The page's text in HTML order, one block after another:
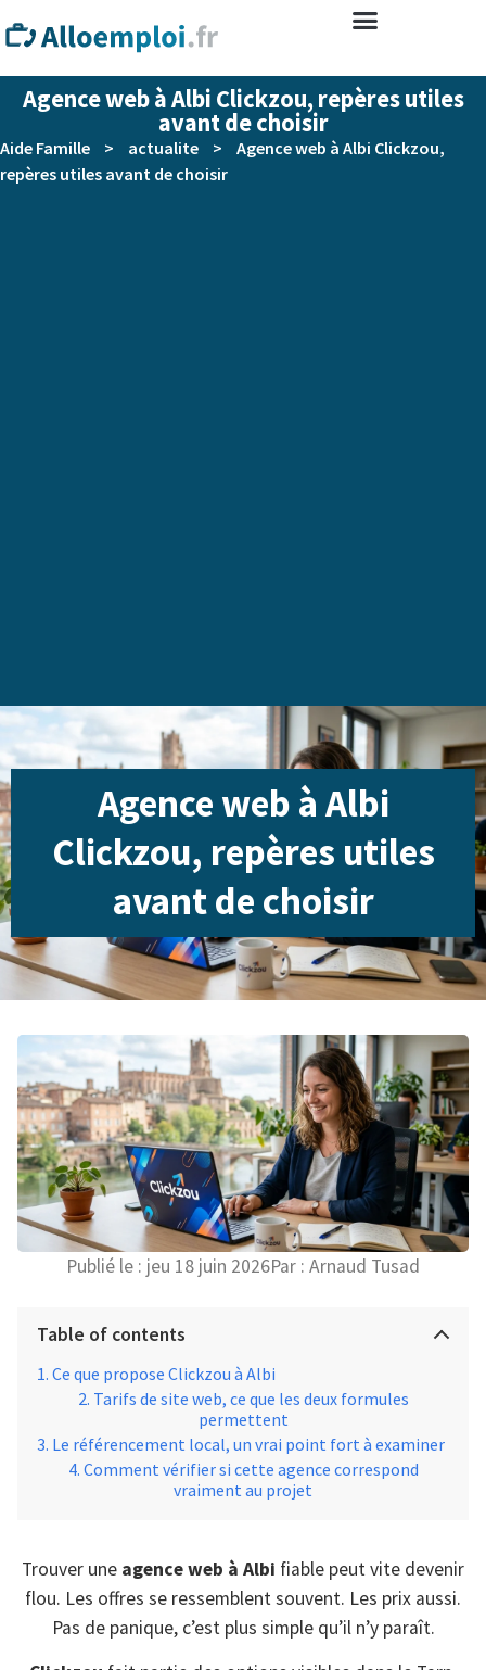
Agence web à Albi Clickzou, repères utiles
avant de choisir
Aide Famille > actualite >
Agence web à Albi Clickzou,
repères utiles avant de choisir
Agence web à Albi
Clickzou, repères utiles
avant de choisir
Publié le : jeu 18 juin 2026Par : Arnaud Tusad
Table of contents
Ce que propose Clickzou à Albi
Tarifs de site web, ce que les deux formules
permettent
Le référencement local, un vrai point fort à examiner
Comment vérifier si cette agence correspond
vraiment au projet
Trouver une agence web à Albi fiable peut vite devenir
flou. Les offres se ressemblent souvent. Les prix aussi.
Pas de panique, c’est plus simple qu’il n’y paraît.